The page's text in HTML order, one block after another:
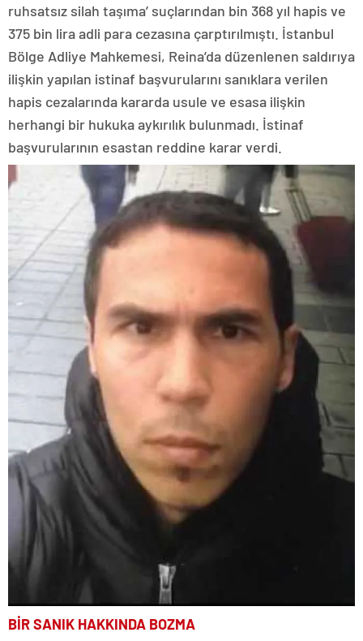
ruhsatsız silah taşıma’ suçlarından bin 368 yıl hapis ve
375 bin lira adli para cezasına çarptırılmıştı. İstanbul
Bölge Adliye Mahkemesi, Reina’da düzenlenen saldırıya
ilişkin yapılan istinaf başvurularını sanıklara verilen
hapis cezalarında kararda usule ve esasa ilişkin
herhangi bir hukuka aykırılık bulunmadı. İstinaf
başvurularının esastan reddine karar verdi.
BİR SANIK HAKKINDA BOZMA